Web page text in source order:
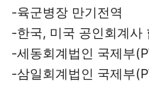
-육군병장 만기전역
-한국, 미국 공인회계사
-세동회계법인 국제부
-삼일회계법인 국제부